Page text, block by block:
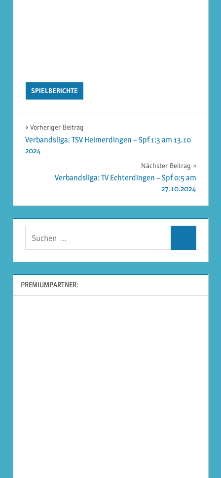
SPIELBERICHTE
Beitragsnavigation
Vorheriger Beitrag
Verbandsliga: TSV Heimerdingen – Spf 1:3 am 13.10
2024
Nächster Beitrag
Verbandsliga: TV Echterdingen – Spf 0:5 am
27.10.2024
PREMIUMPARTNER: